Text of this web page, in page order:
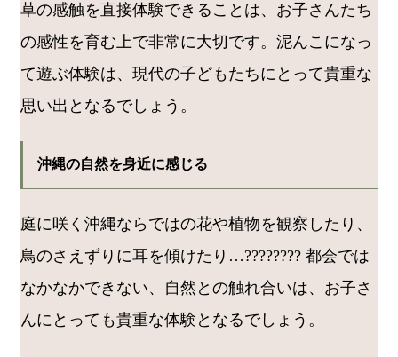
草の感触を直接体験できることは、お子さんたち
の感性を育む上で非常に大切です。泥んこになっ
て遊ぶ体験は、現代の子どもたちにとって貴重な
思い出となるでしょう。
沖縄の自然を身近に感じる
庭に咲く沖縄ならではの花や植物を観察したり、
鳥のさえずりに耳を傾けたり…???????? 都会では
なかなかできない、自然との触れ合いは、お子さ
んにとっても貴重な体験となるでしょう。